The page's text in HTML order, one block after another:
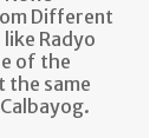
Different
Radyo
of the
the same